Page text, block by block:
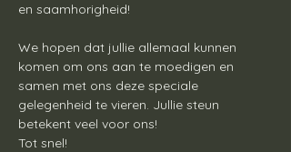
en saamhorigheid!
We hopen dat jullie allemaal kunnen
komen om ons aan te moedigen en
samen met ons deze speciale
gelegenheid te vieren. Jullie steun
betekent veel voor ons!
Tot snel!